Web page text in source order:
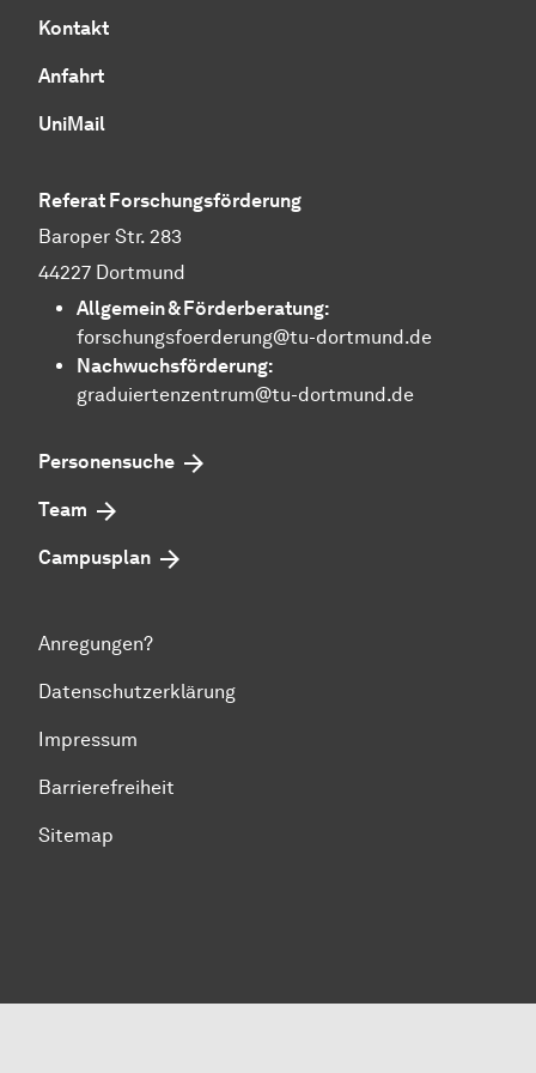
Kontakt
Anfahrt
UniMail
Referat Forschungsförderung
Baroper Str. 283
44227 Dortmund
Allgemein & För­der­be­ra­tung:
forschungsfoerderung@tu-dortmund.de
Nachwuchsförderung:
graduiertenzentrum@tu-dortmund.de
Personensuche
Team
Campusplan
Anregungen?
Datenschutzerklärung
Impressum
Barrierefreiheit
Sitemap